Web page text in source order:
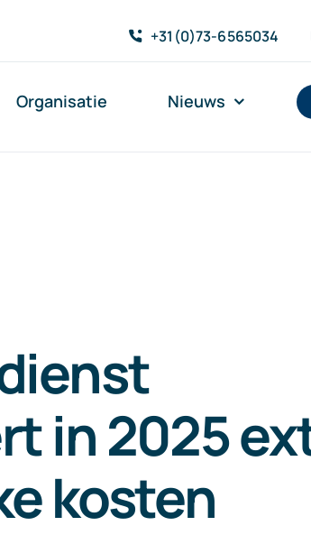
+31(0)73-6565034
Organisatie Nieuws
in 2025
kosten